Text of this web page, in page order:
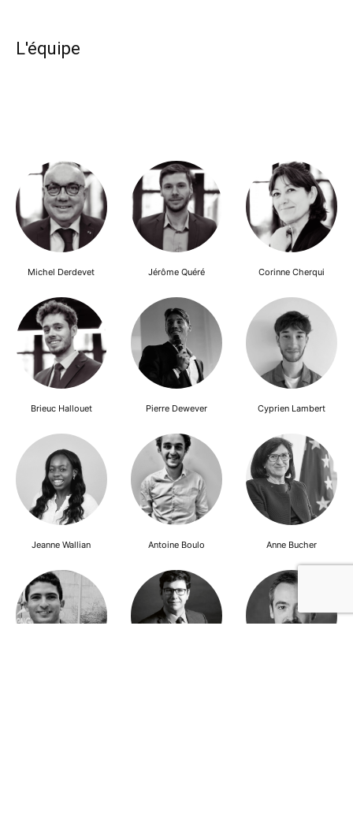
L'équipe
Michel Derdevet Jérôme Quéré Corinne Cherqui
Brieuc Hallouet Pierre Dewever Cyprien Lambert
Jeanne Wallian Antoine Boulo Anne Bucher